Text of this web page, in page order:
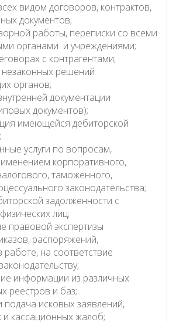
видом договоров, контрактов,
документов;
работы, переписки со всеми
органами и учреждениями;
с контрагентами;
решений
органов;
документации
документов);
имеющейся дебиторской
услуги по вопросам,
корпоративного,
таможенного,
законодательства;
задолженности с
лиц;
правовой экспертизы
распоряжений,
работе, на соответствие
информации из различных
реестров и баз;
подача исковых заявлений,
кассационных жалоб;